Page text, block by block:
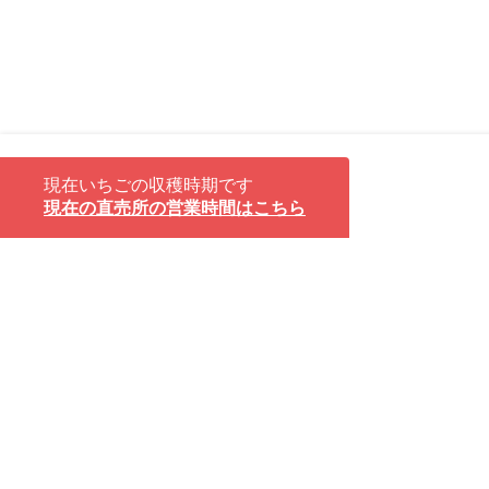
現在いちごの収穫時期です
現在の直売所の営業時間はこちら